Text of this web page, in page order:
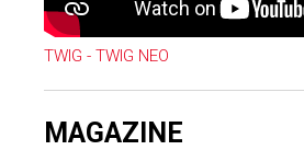
TWIG - TWIG NEO
MAGAZINE